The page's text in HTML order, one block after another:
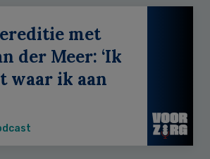
met
der Meer: ‘Ik
waar ik aan